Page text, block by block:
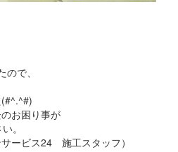
で、
お困り事が
。
ービス24 施工スタッフ）